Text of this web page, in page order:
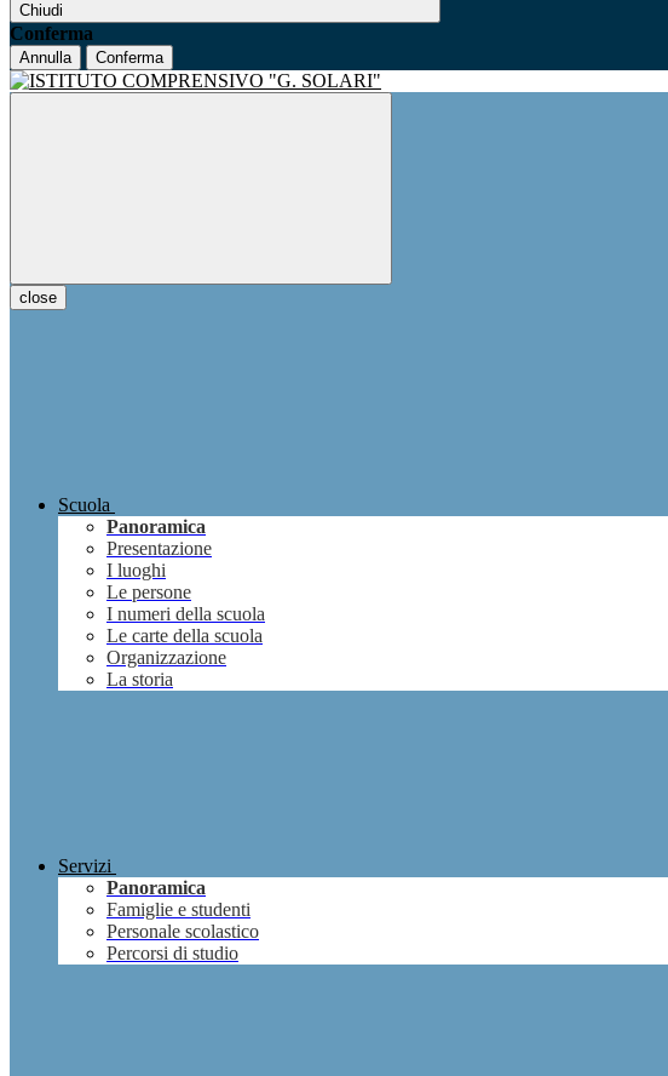
Chiudi
Conferma
Annulla Conferma
close
Scuola
Panoramica
Presentazione
I luoghi
Le persone
I numeri della scuola
Le carte della scuola
Organizzazione
La storia
Servizi
Panoramica
Famiglie e studenti
Personale scolastico
Percorsi di studio